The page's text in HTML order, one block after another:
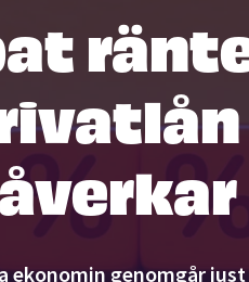
ekonomin genomgår